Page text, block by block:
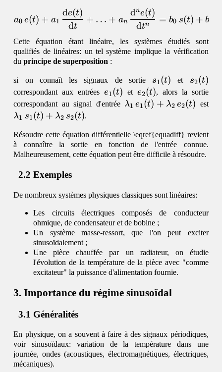
\begin{equation}
a0 e(t) + a1 dt
de(t)
+ … + an dtn
dne(t)
= b0 s(t) + b
Cette équation étant linéaire, les systèmes étudiés sont
qualifiés de linéaires: un tel système implique la vérification
duprincipe de superposition :
si on connaît les signaux de sortie s_1(t)
s1(t) et s_2(t)
s2(t)
correspondant aux entréese_1(t)
e1(t) et e_2(t)
e2(t), alors la sortie
correspondant au signal d'entrée \lambda_1\,e_1(t)
λ1 e1(t) + λ2 e2(t) est
λ1 s1(t) + λ2 s2(t).
Résoudre cette équation différentielle \eqref{equadiff} revient
à connaître la sortie en fonction de l'entrée connue.
Malheureusement, cette équation peut être difficile à résoudre.
Exemples
De nombreux systèmes physiques classiques sont linéaires:
Les circuits électriques composés de conducteur
ohmique, de condensateur et de bobine ;
Un système masse-ressort, que l'on peut exciter
sinusoïdalement ;
Une pièce chauffée par un radiateur, on étudie
l'évolution de la température de la pièce avec "comme
excitateur" la puissance d'alimentation fournie.
Importance du régime sinusoïdal
Généralités
En physique, on a souvent à faire à des signaux périodiques,
voir sinusoïdaux: variation de la température dans une
journée, ondes (acoustiques, électromagnétiques, électriques,
mécaniques).